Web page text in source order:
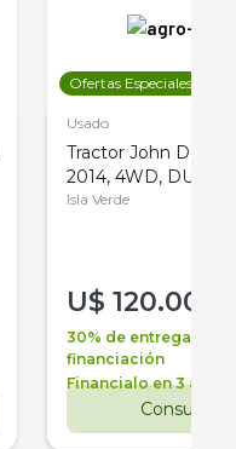
Ofertas Especiales
Usado
Tractor John Deere
2014, 4WD, DUAL
Isla Verde
U$ 120.000
30% de entrega +
financiación
Financialo en 3 años
Consultar